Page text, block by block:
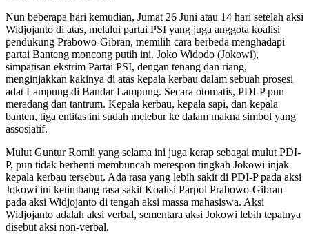
Nun beberapa hari kemudian, Jumat 26 Juni atau 14 hari setelah aksi
Widjojanto di atas, melalui partai PSI yang juga anggota koalisi
pendukung Prabowo-Gibran, memilih cara berbeda menghadapi
partai Banteng moncong putih ini. Joko Widodo (Jokowi),
simpatisan ekstrim Partai PSI, dengan tenang dan riang,
menginjakkan kakinya di atas kepala kerbau dalam sebuah prosesi
adat Lampung di Bandar Lampung. Secara otomatis, PDI-P pun
meradang dan tantrum. Kepala kerbau, kepala sapi, dan kepala
banten, tiga entitas ini sudah melebur ke dalam makna simbol yang
assosiatif.
Mulut Guntur Romli yang selama ini juga kerap sebagai mulut PDI-
P, pun tidak berhenti membuncah merespon tingkah Jokowi injak
kepala kerbau tersebut. Ada rasa yang lebih sakit di PDI-P pada aksi
Jokowi ini ketimbang rasa sakit Koalisi Parpol Prabowo-Gibran
pada aksi Widjojanto di tengah aksi massa mahasiswa. Aksi
Widjojanto adalah aksi verbal, sementara aksi Jokowi lebih tepatnya
disebut aksi non-verbal.